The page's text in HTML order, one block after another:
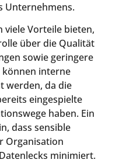
Unternehmens.
viele Vorteile bieten,
über die Qualität
sowie geringere
können interne
werden, da die
eingespielte
haben. Ein
dass sensible
Organisation
minimiert.